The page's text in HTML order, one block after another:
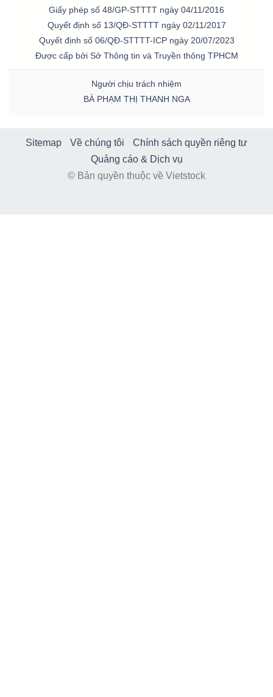
Giấy phép số 48/GP-STTTT ngày 04/11/2016
Quyết định số 13/QĐ-STTTT ngày 02/11/2017
Quyết định số 06/QĐ-STTTT-ICP ngày 20/07/2023
Được cấp bởi Sở Thông tin và Truyền thông TPHCM
Người chịu trách nhiệm
BÀ PHẠM THỊ THANH NGA
Sitemap Về chúng tôi
Chính sách quyền riêng tư
Quảng cáo & Dịch vụ
© Bản quyền thuộc về Vietstock